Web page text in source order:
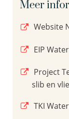
Meer
Website
EIP
Project
slib en
TKI